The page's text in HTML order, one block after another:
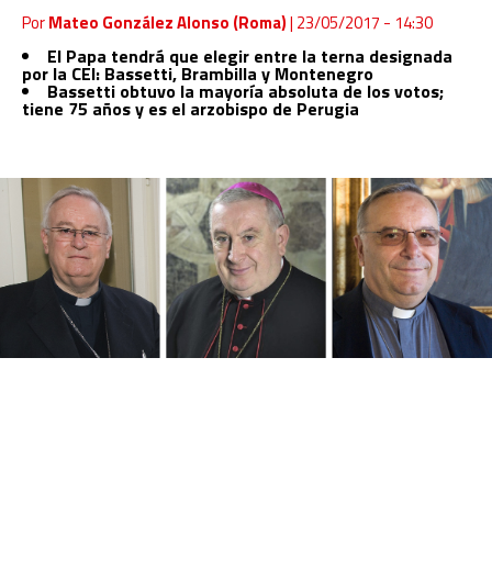
PorMateo González Alonso (Roma)| 23/05/2017 - 14:30
El Papa tendrá que elegir entre la terna designada
por la CEI: Bassetti, Brambilla y Montenegro
Bassetti obtuvo la mayoría absoluta de los votos;
tiene 75 años y es el arzobispo de Perugia